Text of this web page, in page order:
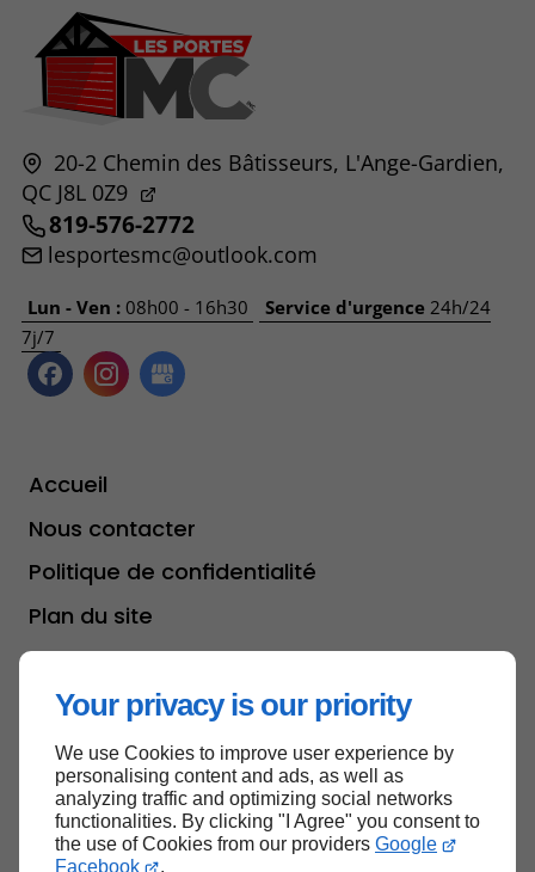
Your privacy is our priority
We use Cookies to improve user experience by
personalising content and ads, as well as
analyzing traffic and optimizing social networks
functionalities. By clicking "I Agree" you consent to
the use of Cookies from our providers Google
Facebook
.
20-2 Chemin des Bâtisseurs, L'Ange-Gardien,
QC J8L 0Z9
819-576-2772
lesportesmc@outlook.com
Lun - Ven :08h00 - 16h30 Service d'urgence 24h/24
7j/7
Accueil
Nous contacter
Politique de confidentialité
Plan du site